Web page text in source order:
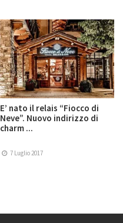
E’ nato il relais “Fiocco di
Neve”. Nuovo indirizzo di
charm ...
7 Luglio 2017